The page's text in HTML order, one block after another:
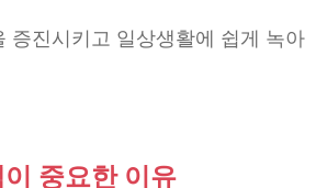
증진시키고 일상생활에 쉽게 녹아
중요한 이유